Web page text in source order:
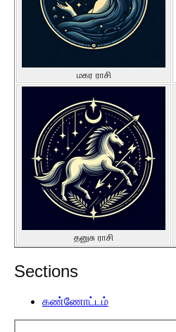
மகர ராசி
தனுசு ராசி
Sections
கண்ணோட்டம்